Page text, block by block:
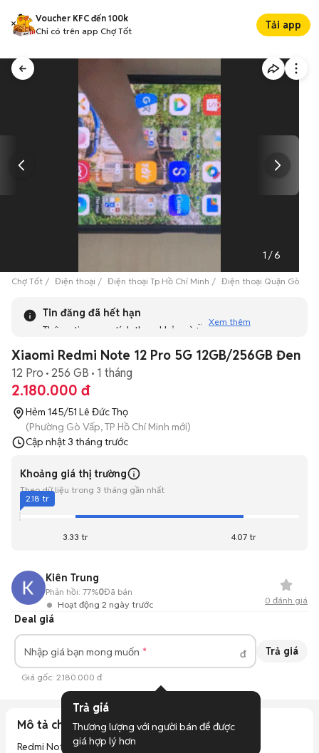
Voucher KFC đến 100k
Chỉ có trên app Chợ Tốt
Tải app
1 /6
Chợ Tốt Điện thoại Điện thoại Tp Hồ Chí Minh Điện thoại Quận Gò Vấp
Tin đăng đã hết hạn
Thông tin mang tính tham khảo và bạn không thể liên hệ
tương tự khác dưới đây nhé!
Xem thêm
Xiaomi Redmi Note 12 Pro 5G 12GB/256GB Đen
12 Pro 256 GB 1 tháng
2.180.000 đ
Hẻm 145/51 Lê Đức Thọ
(Phường Gò Vấp, TP Hồ Chí Minh mới)
Cập nhật3 tháng trước
Khoảng giá thị trường
Theo dữ liệu trong 3 tháng gần nhất
3.33 tr 4.07 tr
2.18 tr
Kiên Trung
Hoạt động 2 ngày trước
Phản hồi: 77%0Đã bán
0 đánh giá
Deal giá
Nhập giá bạn mong muốn đ Trả giá
Giá gốc: 2.180.000 đ
Mô tả chi tiết
Redmi Note 12 pro 5G
Trả giá
Thương lượng với người bán để được
giá hợp lý hơn